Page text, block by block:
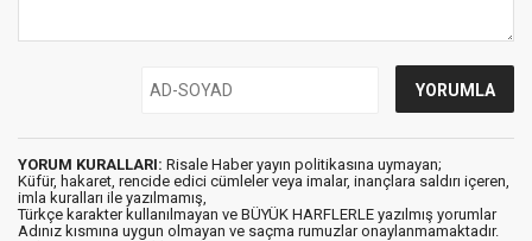
YORUM KURALLARI: Risale Haber yayın politikasına uymayan;
Küfür, hakaret, rencide edici cümleler veya imalar, inançlara saldırı içeren,
imla kuralları ile yazılmamış,
Türkçe karakter kullanılmayan ve BÜYÜK HARFLERLE yazılmış yorumlar
Adınız kısmına uygun olmayan ve saçma rumuzlar onaylanmamaktadır.